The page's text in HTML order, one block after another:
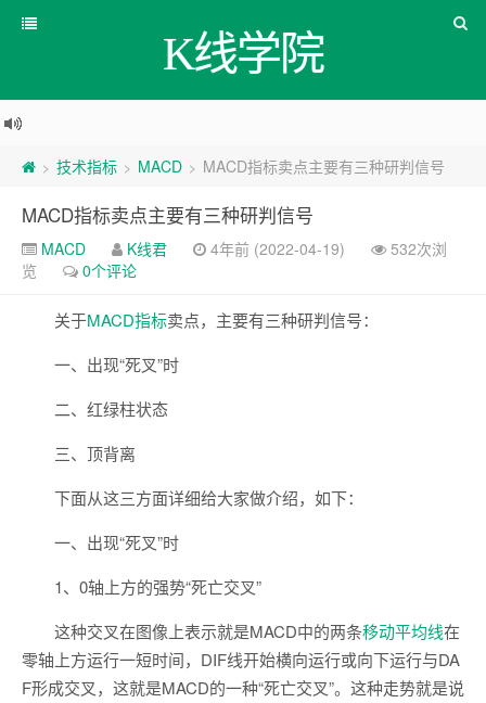
K线学院
> 技术指标 > MACD > MACD指标卖点主要有三种研判信号
MACD指标卖点主要有三种研判信号
MACD K线君 4年前 (2022-04-19)
532次浏
览
0个评论
关于MACD指标卖点，主要有三种研判信号：
一、出现“死叉”时
二、红绿柱状态
三、顶背离
下面从这三方面详细给大家做介绍，如下：
一、出现“死叉”时
1、0轴上方的强势“死亡交叉”
这种交叉在图像上表示就是MACD中的两条移动平均线在
零轴上方运行一短时间，DIF线开始横向运行或向下运行与DA
F形成交叉，这就是MACD的一种“死亡交叉”。这种走势就是说